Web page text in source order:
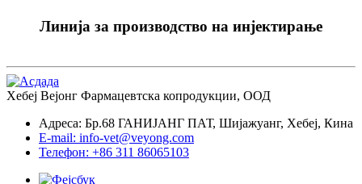
Линија за производство на инјектирање
Хебеј Вејонг Фармацевтска копродукции, ООД
Адреса: Бр.68 ГАНИЈАНГ ПАТ, Шијажуанг, Хебеј, Кина
E-mail: info-vet@veyong.com
Телефон: +86 311 86065103